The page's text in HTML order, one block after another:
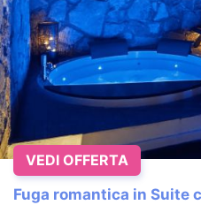
Fuga romantica in Suite
VEDI OFFERTA